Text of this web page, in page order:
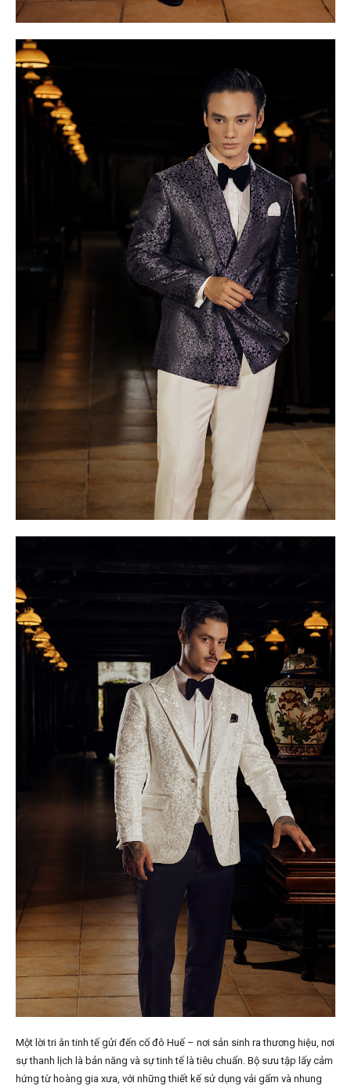
Một lời tri ân tinh tế gửi đến cố đô Huế – nơi sản sinh ra thương hiệu, nơi
sự thanh lịch là bản năng và sự tinh tế là tiêu chuẩn. Bộ sưu tập lấy cảm
hứng từ hoàng gia xưa, với những thiết kế sử dụng vải gấm và nhung